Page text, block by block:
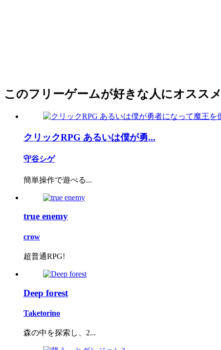
このフリーゲームが好きな人にオスス
クリックRPG あるいは僕が勇...
守谷シゲ
簡単操作で遊べる...
true enemy
crow
超普通RPG!
Deep forest
Taketorino
森の中を探索し、2...